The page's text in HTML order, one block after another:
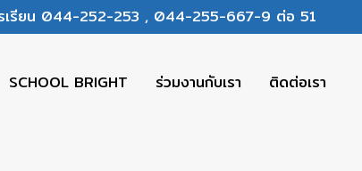
เรียน 044-252-253 , 044-255-667-9 ต่อ 51
SCHOOL BRIGHT ร่วมงานกับเรา ติดต่อเรา